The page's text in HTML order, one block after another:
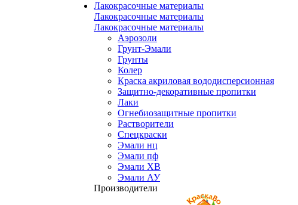
Лакокрасочные материалы
Лакокрасочные материалы
Лакокрасочные материалы
Аэрозоли
Грунт-Эмали
Грунты
Колер
Краска акриловая вододисперсионная
Защитно-декоративные пропитки
Лаки
Огнебиозащитные пропитки
Растворители
Спецкраски
Эмали нц
Эмали пф
Эмали ХВ
Эмали АУ
Производители